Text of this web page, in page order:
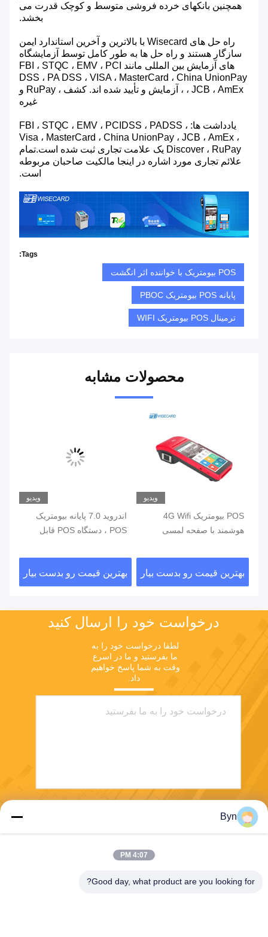
همچنین بانکهای خرده فروشی متوسط ​​و کوچک قدرت می
بخشد.
راه حل های Wisecard با بالاترین و آخرین استاندارد ایمن
سازگار هستند و راه حل ها به طور کامل توسط آزمایشگاه
های آزمایش بین المللی مانند FBI ، STQC ، EMV ، PCI
DSS ، PA DSS ، VISA ، MasterCard ، China UnionPay
، JCB ، AmEx ، آزمایش و تأیید شده اند. کشف ، RuPay و
غیره
یادداشت ها: FBI ، STQC ، EMV ، PCIDSS ، PADSS ،
Visa ، MasterCard ، China UnionPay ، JCB ، AmEx ،
Discover ، RuPay یک علامت تجاری ثبت شده است.تمام
علائم تجاری مورد اشاره در اینجا مالکیت صاحبان مربوطه
است.
Tags:
POS بیومتریک با خواننده اثر انگشت
پایانه POS بیومتریک PBOC
ترمینال POS بیومتریک WIFI
محصولات مشابه
ویدیو
POS بیومتریک 4G Wifi
هوشمند با صفحه لمسی
بهترین قیمت رو بدست بیار
ویدیو
اندروید 7.0 پایانه بیومتریک
POS ، دستگاه POS قابل
بهترین قیمت رو بدست بیار
درخواست خود را ارسال کنید
داد.
Byn
4:07 PM
Good day, what product are you looking for?